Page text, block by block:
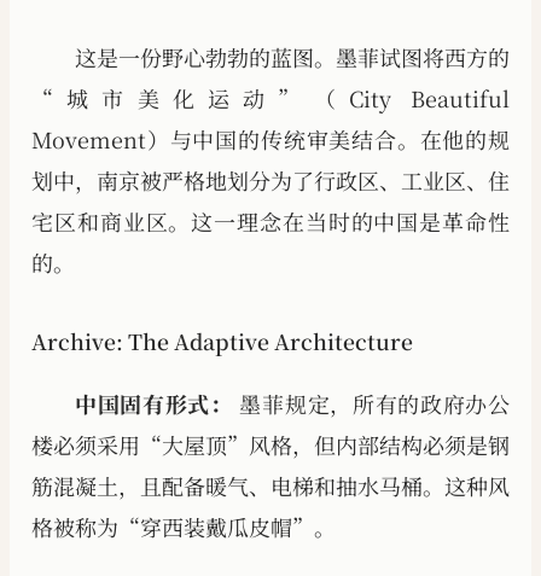
这是一份野心勃勃的蓝图。墨菲试图将西方的
“城市美化运动”（City Beautiful
Movement）与中国的传统审美结合。在他的规
划中，南京被严格地划分为了行政区、工业区、住
宅区和商业区。这一理念在当时的中国是革命性
的。
Archive: The Adaptive Architecture
中国固有形式：
墨菲规定，所有的政府办公
楼必须采用“大屋顶”风格，但内部结构必须是钢
筋混凝土，且配备暖气、电梯和抽水马桶。这种风
格被称为“穿西装戴瓜皮帽”。